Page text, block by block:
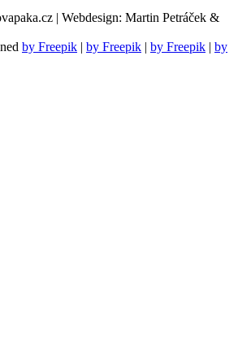
| Webdesign: Martin Petráček &
by Freepik | by Freepik | by Freepik | by